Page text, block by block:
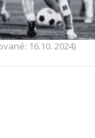
16.10. 2024)